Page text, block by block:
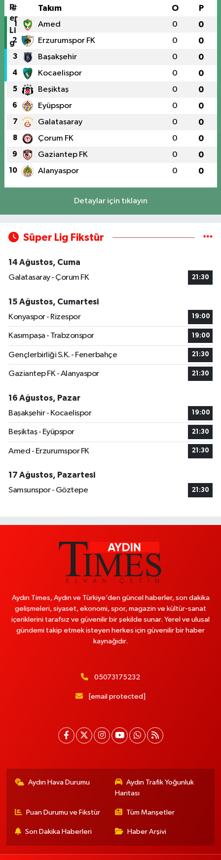
# Takım O P
1 Amed 0 0
2 Erzurumspor FK 0 0
3 Başakşehir 0 0
4 Kocaelispor 0 0
5 Beşiktaş 0 0
6 Eyüpspor 0 0
7 Galatasaray 0 0
8 Çorum FK 0 0
9 Gaziantep FK 0 0
10 Alanyaspor 0 0
Detaylar için tıklayın
Süper Lig Fikstür
14 Ağustos, Cuma
Galatasaray - Çorum FK
21:30
15 Ağustos, Cumartesi
Konyaspor - Rizespor
19:00
Kasımpaşa - Trabzonspor 19:00
Gençlerbirliği S.K. - Fenerbahçe 21:30
Gaziantep FK - Alanyaspor 21:30
16 Ağustos, Pazar
Başakşehir - Kocaelispor
19:00
Beşiktaş - Eyüpspor 21:30
Amed - Erzurumspor FK 21:30
17 Ağustos, Pazartesi
Samsunspor - Göztepe
21:30
Aydın Times, Aydın ve Türkiye’den güncel haberler, son dakika
gelişmeleri, siyaset, ekonomi, spor, magazin ve kültür-sanat
içeriklerini tarafsız ve güvenilir bir şekilde sunar. Yerel ve ulusal
gündemi takip etmek isteyen herkes için güvenilir bir haber
kaynağıdır.
05073175232
[email protected]
Aydın Hava Durumu
Aydın Trafik Yoğunluk
Haritası
Puan Durumu ve Fikstür Tüm Manşetler
Son Dakika Haberleri Haber Arşivi